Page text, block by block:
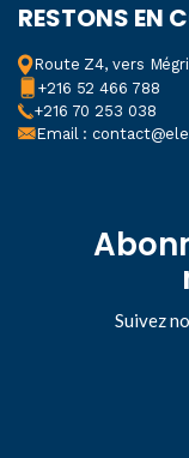
RESTONS EN
Route Z4, vers
+216 52 466 788
+216 70 253 038
Email :
Suivez